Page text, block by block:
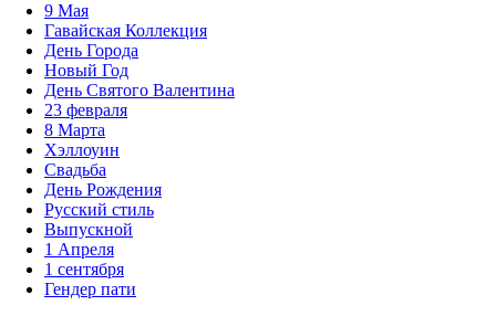
9 Мая
Гавайская Коллекция
День Города
Новый Год
День Святого Валентина
23 февраля
8 Марта
Хэллоуин
Свадьба
День Рождения
Русский стиль
Выпускной
1 Апреля
1 сентября
Гендер пати